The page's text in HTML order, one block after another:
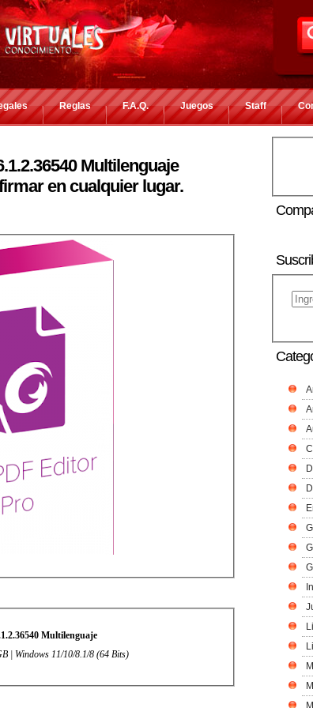
Reglas F.A.Q. Juegos Staff
Multilenguaje
en cualquier lugar.
Multilenguaje
| Windows 11/10/8.1/8 (64 Bits)